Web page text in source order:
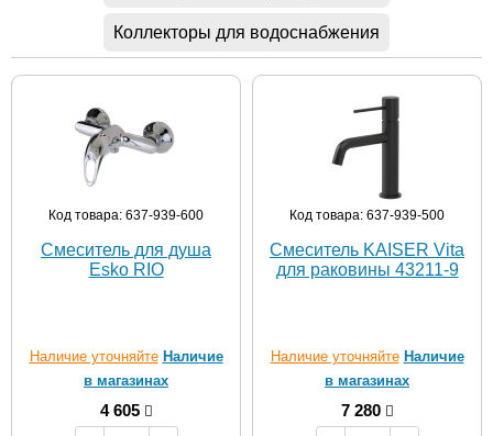
Коллекторы для водоснабжения
Код товара: 637-939-600
Смеситель для душа
Esko RIO
Наличие уточняйте Наличие
в магазинах
4 605
Код товара: 637-939-500
Смеситель KAISER Vita
для раковины 43211-9
Наличие уточняйте Наличие
в магазинах
7 280